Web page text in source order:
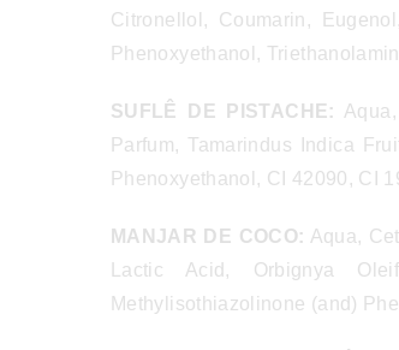
Citronellol, Coumarin,
Phenoxyethanol,
SUFLÊ DE PISTACHE:
Parfum, Tamarindus Indica
Phenoxyethanol, CI 42090, CI
MANJAR DE COCO: Aqua,
Lactic Acid, Orbignya
Methylisothiazolinone (and)